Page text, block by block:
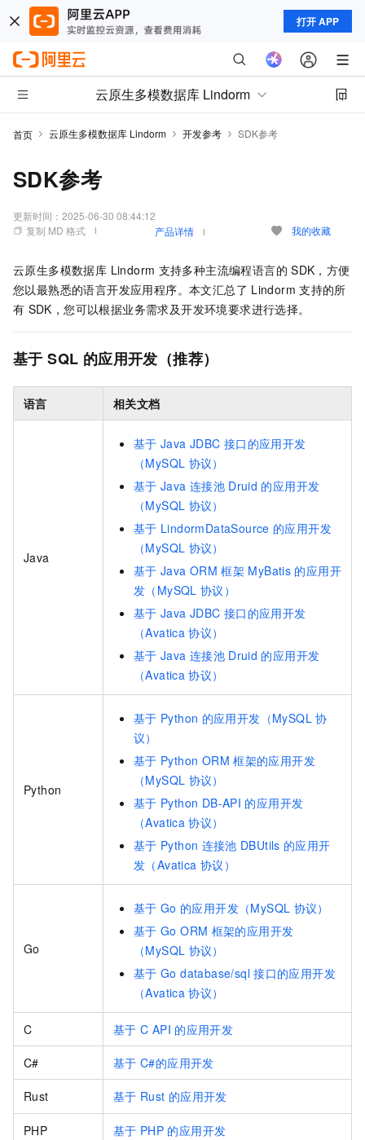
打开 APP
云原生多模数据库 Lindorm
首页 云原生多模数据库 Lindorm 开发参考 SDK参考
SDK参考
更新时间： 2025-06-30 08:44:12
复制 MD 格式
产品详情 我的收藏
云原生多模数据库 Lindorm 支持多种主流编程语言的 SDK，方便
您以最熟悉的语言开发应用程序。本文汇总了 Lindorm 支持的所
有 SDK，您可以根据业务需求及开发环境要求进行选择。
基于 SQL 的应用开发（推荐）
语言 相关文档
Java
基于 Java JDBC 接口的应用开发
（MySQL 协议）
基于 Java 连接池 Druid 的应用开发
（MySQL 协议）
基于 LindormDataSource 的应用开发
（MySQL 协议）
基于 Java ORM 框架 MyBatis 的应用开
发（MySQL 协议）
基于 Java JDBC 接口的应用开发
（Avatica 协议）
基于 Java 连接池 Druid 的应用开发
（Avatica 协议）
Python
基于 Python 的应用开发（MySQL 协
议）
基于 Python ORM 框架的应用开发
（MySQL 协议）
基于 Python DB-API 的应用开发
（Avatica 协议）
基于 Python 连接池 DBUtils 的应用开
发（Avatica 协议）
Go
基于 Go 的应用开发（MySQL 协议）
基于 Go ORM 框架的应用开发
（MySQL 协议）
基于 Go database/sql 接口的应用开发
（Avatica 协议）
C 基于 C API 的应用开发
C# 基于 C#的应用开发
Rust 基于 Rust 的应用开发
PHP 基于 PHP 的应用开发